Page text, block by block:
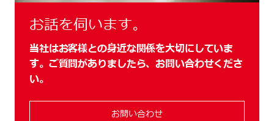
お話を伺います。
当社はお客様との身近な関係を大切にしていま
す。ご質問がありましたら、お問い合わせくださ
い。
お問い合わせ